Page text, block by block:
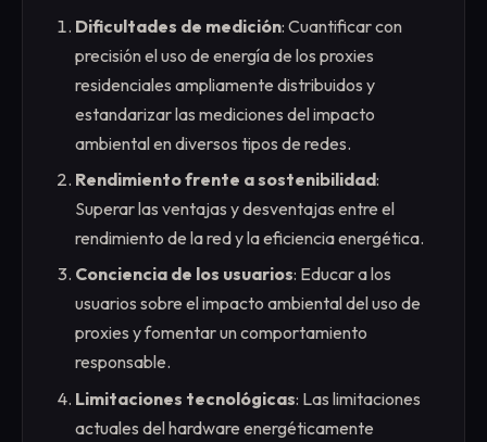
Dificultades de medición: Cuantificar con
precisión el uso de energía de los proxies
residenciales ampliamente distribuidos y
estandarizar las mediciones del impacto
ambiental en diversos tipos de redes.
Rendimiento frente a sostenibilidad:
Superar las ventajas y desventajas entre el
rendimiento de la red y la eficiencia energética.
Conciencia de los usuarios: Educar a los
usuarios sobre el impacto ambiental del uso de
proxies y fomentar un comportamiento
responsable.
Limitaciones tecnológicas: Las limitaciones
actuales del hardware energéticamente